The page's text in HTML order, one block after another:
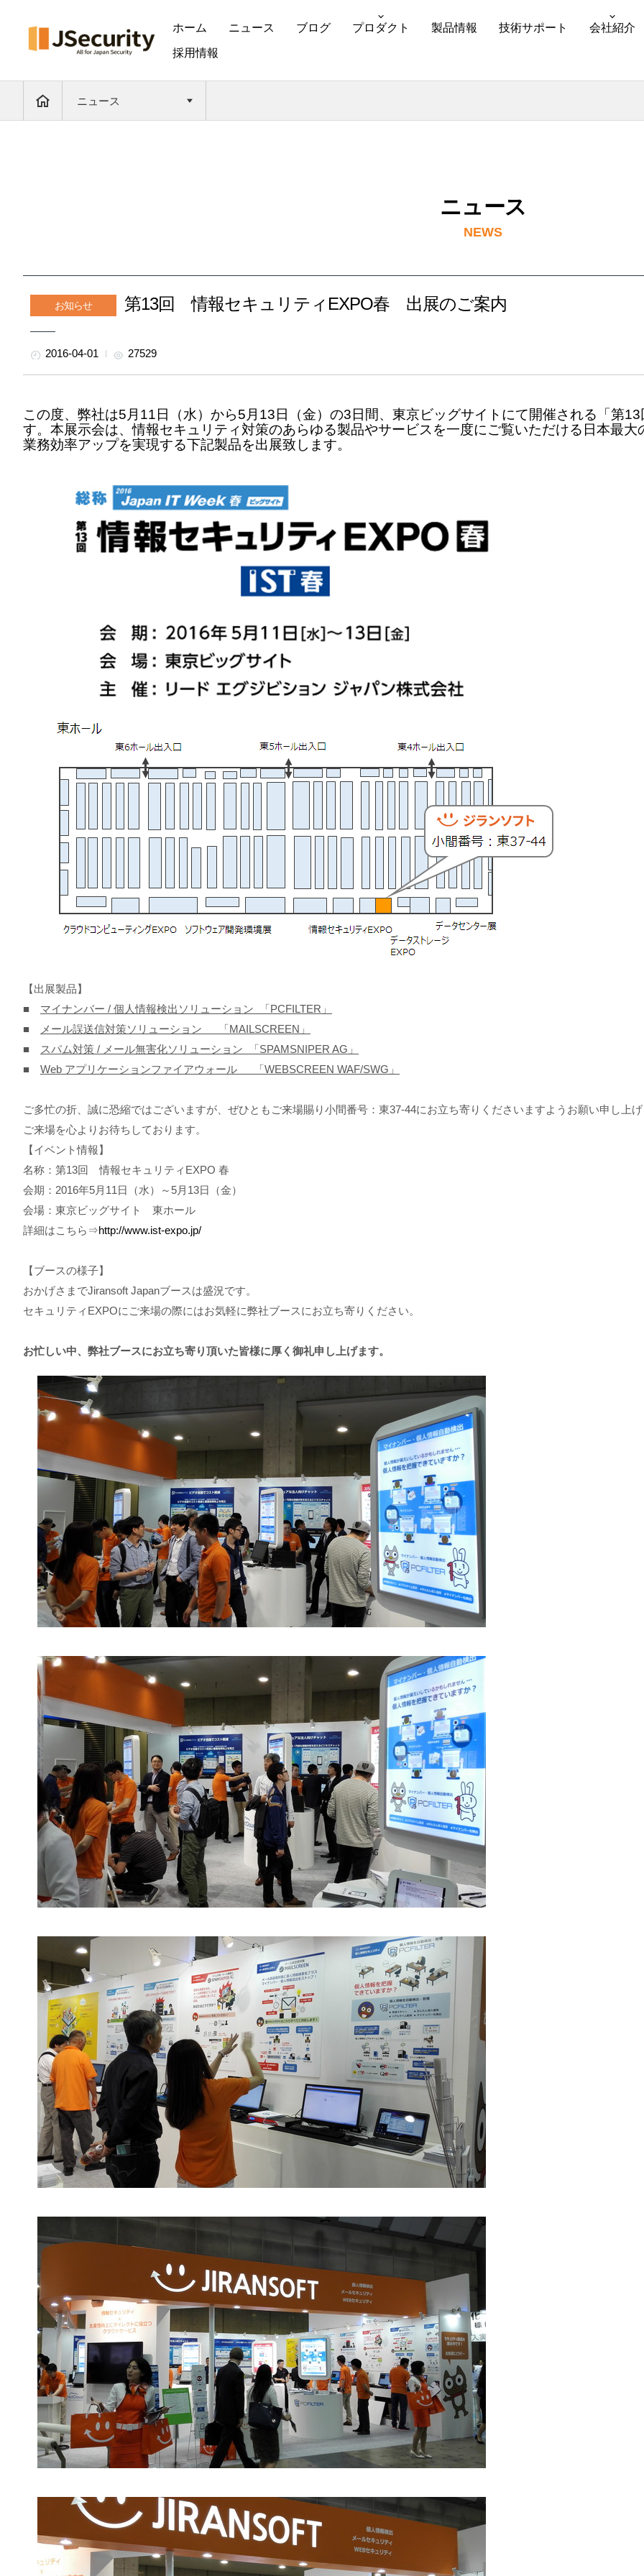
ホーム ニュース ブログ プロダクト 製品情報 技術サポート 会社紹介
採用情報
ニュース
ニュース
NEWS
お知らせ 第13回 情報セキュリティEXPO春 出展のご案内
2016-04-01 27529
この度、弊社は5月11日（水）から5月13日（金）の3日間、東京ビッグサイトにて開催される「第
す。本展示会は、情報セキュリティ対策のあらゆる製品やサービスを一度にご覧いただける日本最
業務効率アップを実現する下記製品を出展致します。
【出展製品】
■ マイナンバー / 個人情報検出ソリューション 「PCFILTER 」
■
メール誤送信対策ソリューション 「MAILSCREEN 」
■
スパム対策 / メール無害化ソリューション 「SPAMSNIPER AG 」
■ Web アプリケーションファイアウォール 「WEBSCREEN WAF/SWG 」
ご多忙の折、誠に恐縮ではございますが、ぜひともご来場賜り小間番号：東37-44にお立ち寄りくださいますようお願い申し上
ご来場を心よりお待ちしております。
【イベント情報】
名称：第13回 情報セキュリティEXPO 春
会期：2016年5月11日（水）～5月13日（金）
会場：東京ビッグサイト 東ホール
詳細はこちら⇒http://www.ist-expo.jp/
【ブースの様子】
おかげさまでJiransoft Japanブースは盛況です。
セキュリティEXPOにご来場の際にはお気軽に弊社ブースにお立ち寄りください。
お忙しい中、弊社ブースにお立ち寄り頂いた皆様に厚く御礼申し上げます。